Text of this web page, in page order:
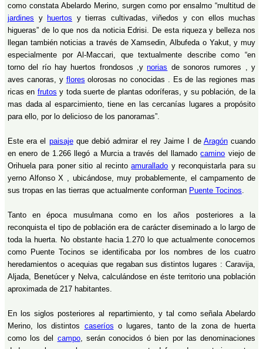
como constata Abelardo Merino, surgen como por ensalmo “multitud de
jardines y huertos y tierras cultivadas, viñedos y con ellos muchas
higueras” de lo que nos da noticia Edrisi. De esta riqueza y belleza nos
llegan también noticias a través de Xamsedin, Albufeda o Yakut, y muy
especialmente por Al-Maccari, que textualmente describe como “en
torno del río hay huertos frondosos ,ynorias de sonoros rumores , y
aves canoras, y flores olorosas no conocidas . Es de las regiones mas
ricas en frutos y toda suerte de plantas odoríferas, y su población, de la
mas dada al esparcimiento, tiene en las cercanías lugares a propósito
para ello, por lo delicioso de los panoramas”.
Este era el paisajeque debió admirar el rey Jaime I de Aragóncuando
en enero de 1.266 llegó a Murcia a través del llamadocamino viejo de
Orihuela para poner sitio al recintoamurallado y reconquistarla para su
yerno Alfonso X , ubicándose, muy probablemente, el campamento de
sus tropas en las tierras que actualmente conforman Puente Tocinos.
Tanto en época musulmana como en los años posteriores a la
reconquista el tipo de población era de carácter diseminado a lo largo de
toda la huerta. No obstante hacia 1.270 lo que actualmente conocemos
como Puente Tocinos se identificaba por los nombres de los cuatro
heredamientos o acequias que regaban sus distintos lugares : Caravija,
Aljada, Benetúcer y Nelva, calculándose en éste territorio una población
aproximada de 217 habitantes.
En los siglos posteriores al repartimiento, y tal como señala Abelardo
Merino, los distintos caseríos o lugares, tanto de la zona de huerta
como los del campo, serán conocidos ó bien por las denominaciones